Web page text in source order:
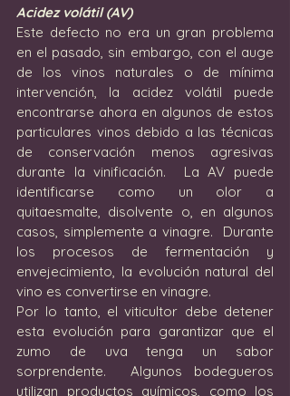
Acidez volátil (AV)
Este defecto no era un gran problema
en el pasado, sin embargo, con el auge
de los vinos naturales o de mínima
intervención, la acidez volátil puede
encontrarse ahora en algunos de estos
particulares vinos debido a las técnicas
de conservación menos agresivas
durante la vinificación.  La AV puede
identificarse como un olor a
quitaesmalte, disolvente o, en algunos
casos, simplemente a vinagre.  Durante
los procesos de fermentación y
envejecimiento, la evolución natural del
vino es convertirse en vinagre.
Por lo tanto, el viticultor debe detener
esta evolución para garantizar que el
zumo de uva tenga un sabor
sorprendente.  Algunos bodegueros
utilizan productos químicos, como los